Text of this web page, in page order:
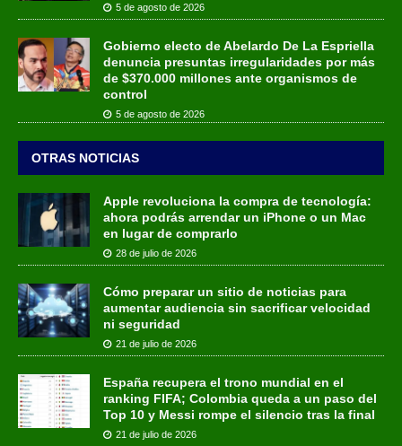
5 de agosto de 2026
Gobierno electo de Abelardo De La Espriella
denuncia presuntas irregularidades por más
de $370.000 millones ante organismos de
control
5 de agosto de 2026
OTRAS NOTICIAS
Apple revoluciona la compra de tecnología:
ahora podrás arrendar un iPhone o un Mac
en lugar de comprarlo
28 de julio de 2026
Cómo preparar un sitio de noticias para
aumentar audiencia sin sacrificar velocidad
ni seguridad
21 de julio de 2026
España recupera el trono mundial en el
ranking FIFA; Colombia queda a un paso del
Top 10 y Messi rompe el silencio tras la final
21 de julio de 2026